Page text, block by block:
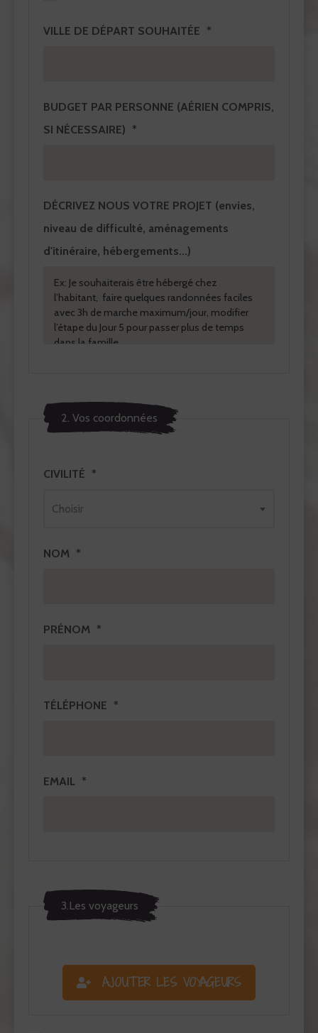
VILLE DE DÉPART SOUHAITÉE
BUDGET PAR PERSONNE (AÉRIEN COMPRIS,
SI NÉCESSAIRE)
DÉCRIVEZ NOUS VOTRE PROJET (envies,
niveau de difficulté, aménagements
d'itinéraire, hébergements...)
2. Vos coordonnées
CIVILITÉ
Choisir
NOM
PRÉNOM
TÉLÉPHONE
EMAIL
3.Les voyageurs
AJOUTER LES VOYAGEURS